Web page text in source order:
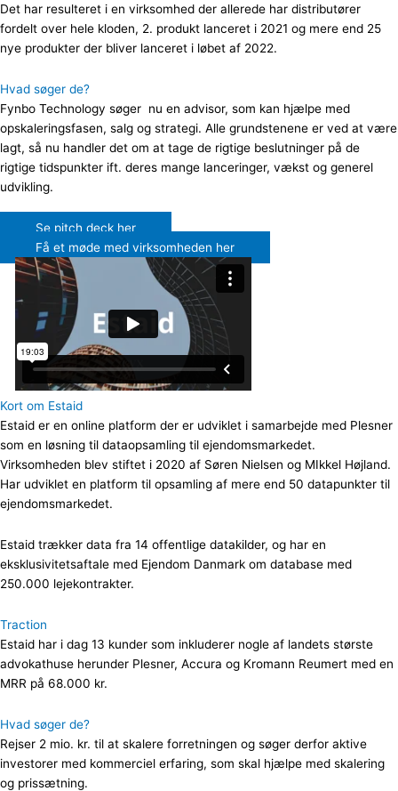
Det har resulteret i en virksomhed der allerede har distributører
fordelt over hele kloden, 2. produkt lanceret i 2021 og mere end 25
nye produkter der bliver lanceret i løbet af 2022.
Hvad søger de?
Fynbo Technology søger nu en advisor, som kan hjælpe med
opskaleringsfasen, salg og strategi. Alle grundstenene er ved at være
lagt, så nu handler det om at tage de rigtige beslutninger på de
rigtige tidspunkter ift. deres mange lanceringer, vækst og generel
udvikling.
Se pitch deck her
Få et møde med virksomheden her
Kort om Estaid
Estaid er en online platform der er udviklet i samarbejde med Plesner
som en løsning til dataopsamling til ejendomsmarkedet.
Virksomheden blev stiftet i 2020 af Søren Nielsen og MIkkel Højland.
Har udviklet en platform til opsamling af mere end 50 datapunkter til
ejendomsmarkedet.
Estaid trækker data fra 14 offentlige datakilder, og har en
eksklusivitetsaftale med Ejendom Danmark om database med
250.000 lejekontrakter.
Traction
Estaid har i dag 13 kunder som inkluderer nogle af landets største
advokathuse herunder Plesner, Accura og Kromann Reumert med en
MRR på 68.000 kr.
Hvad søger de?
Rejser 2 mio. kr. til at skalere forretningen og søger derfor aktive
investorer med kommerciel erfaring, som skal hjælpe med skalering
og prissætning.